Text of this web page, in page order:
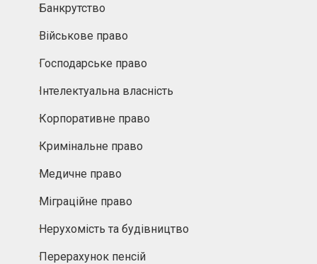
Банкрутство
Військове право
Господарське право
Інтелектуальна власність
Корпоративне право
Кримінальне право
Медичне право
Міграційне право
Нерухомість та будівництво
Перерахунок пенсій